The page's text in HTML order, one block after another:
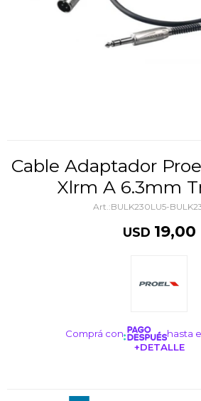
Cable Adaptador Proel Bulk230lu5
Xlrm A 6.3mm
BULK230LU5-
USD 19,00
Comprá con
hasta
+DETALLE